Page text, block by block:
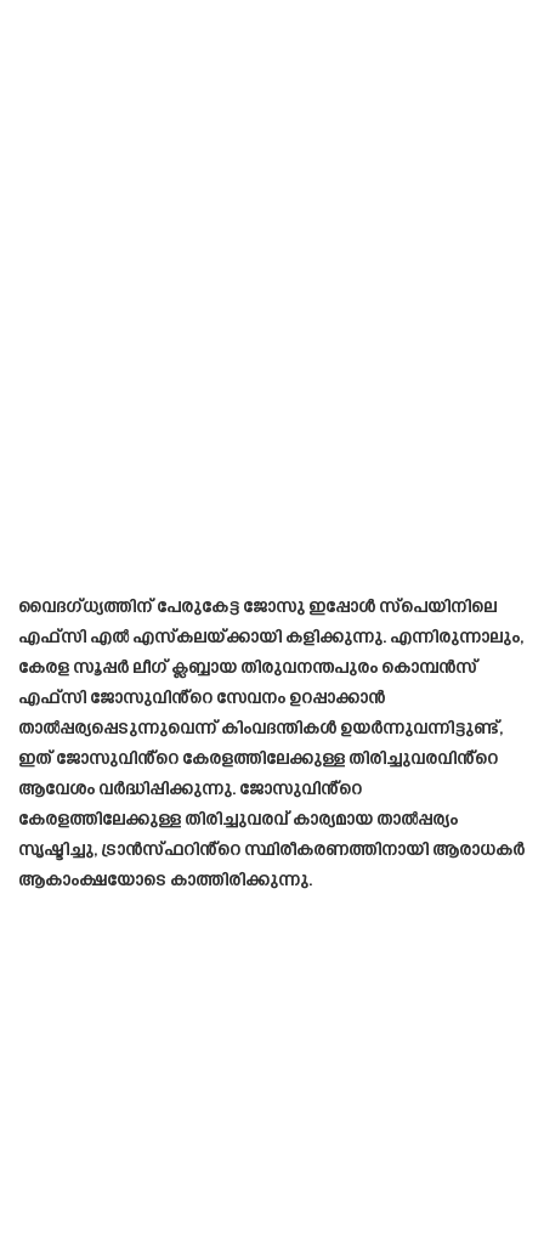
വൈദഗ്ധ്യത്തിന് പേരുകേട്ട ജോസു ഇപ്പോൾ സ്‌പെയിനിലെ
എഫ്‌സി എൽ എസ്കലയ്‌ക്കായി കളിക്കുന്നു. എന്നിരുന്നാലും,
കേരള സൂപ്പർ ലീഗ് ക്ലബ്ബായ തിരുവനന്തപുരം കൊമ്പൻസ്
എഫ്‌സി ജോസുവിൻ്റെ സേവനം ഉറപ്പാക്കാൻ
താൽപ്പര്യപ്പെടുന്നുവെന്ന് കിംവദന്തികൾ ഉയർന്നുവന്നിട്ടുണ്ട്,
ഇത് ജോസുവിൻ്റെ കേരളത്തിലേക്കുള്ള തിരിച്ചുവരവിൻ്റെ
ആവേശം വർദ്ധിപ്പിക്കുന്നു. ജോസുവിൻ്റെ
കേരളത്തിലേക്കുള്ള തിരിച്ചുവരവ് കാര്യമായ താൽപ്പര്യം
സൃഷ്ടിച്ചു, ട്രാൻസ്ഫറിൻ്റെ സ്ഥിരീകരണത്തിനായി ആരാധകർ
ആകാംക്ഷയോടെ കാത്തിരിക്കുന്നു.